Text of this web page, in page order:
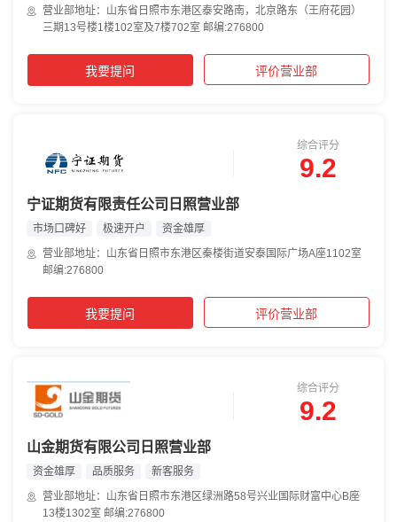
营业部地址：山东省日照市东港区泰安路南，北京路东（王府花园）
三期13号楼1楼102室及7楼702室 邮编:276800
我要提问 评价营业部
综合评分
9.2
宁证期货有限责任公司日照营业部
市场口碑好 极速开户
资金雄厚
营业部地址：山东省日照市东港区秦楼街道安泰国际广场A座1102室
邮编:276800
我要提问 评价营业部
综合评分
9.2
山金期货有限公司日照营业部
资金雄厚 品质服务
新客服务
营业部地址：山东省日照市东港区绿洲路58号兴业国际财富中心B座
13楼1302室 邮编:276800